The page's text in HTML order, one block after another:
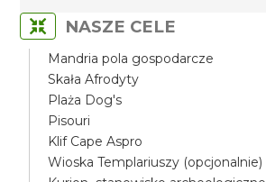
NASZE CELE
Mandria pola gospodarcze
Skała Afrodyty
Plaża Dog's
Pisouri
Klif Cape Aspro
Wioska Templariuszy (opcjonalnie)